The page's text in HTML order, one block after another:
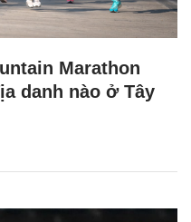
Marathon
danh nào ở Tây